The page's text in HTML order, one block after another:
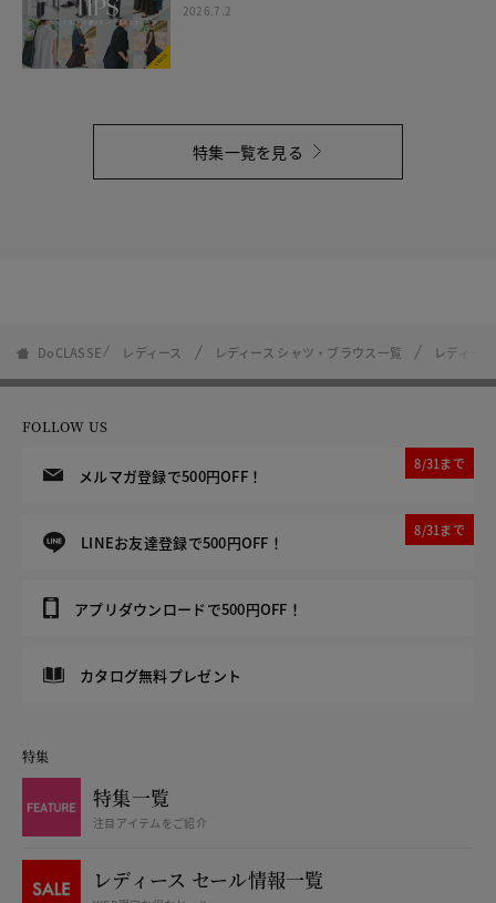
2026.7.2
特集一覧を見る
DoCLASSE レディース レディース シャツ・ブラウス一覧 レディー
FOLLOW US
メルマガ登録で500円OFF！
8/31まで
LINEお友達登録で500円OFF！
8/31まで
アプリダウンロードで500円OFF！
カタログ無料プレゼント
特集
特集一覧
注目アイテムをご紹介
レディース セール情報一覧